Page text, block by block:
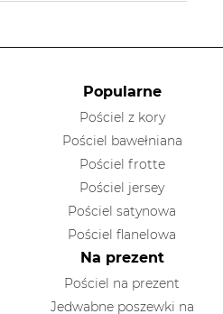
Popularne
Pościel z kory
Pościel bawełniana
Pościel frotte
Pościel jersey
Pościel satynowa
Pościel flanelowa
Na prezent
Pościel na prezent
Jedwabne poszewki na